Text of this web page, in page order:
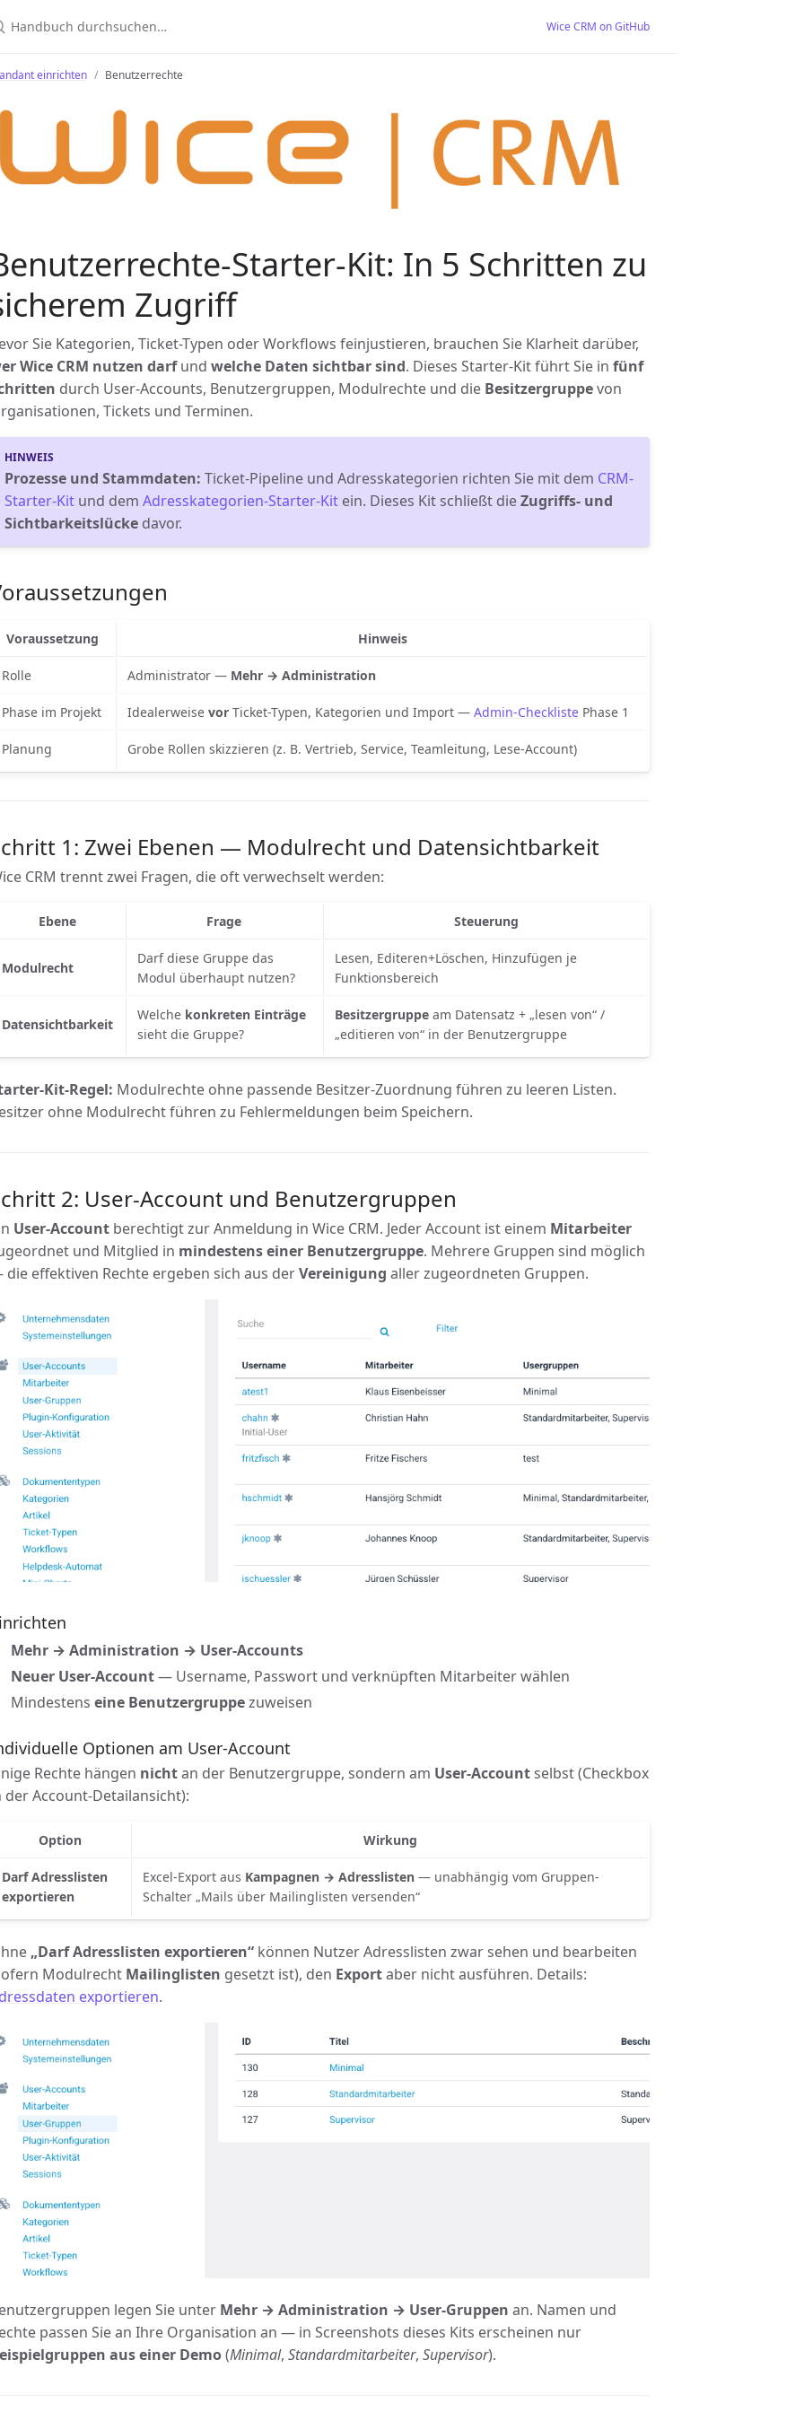
Wice CRM on GitHub
einrichten Benutzerrechte
Starter-Kit: In 5 Schritten zu
Zugriff
Sie Kategorien, Ticket-Typen oder Workflows feinjustieren, brauchen Sie Klarheit darüber,
Wice CRM nutzen darfund welche Daten sichtbar sind. Dieses Starter-Kit führt Sie in fünf
durch User-Accounts, Benutzergruppen, Modulrechte und die Besitzergruppevon
Tickets und Terminen.
Prozesse und Stammdaten: Ticket-Pipeline und Adresskategorien richten Sie mit dem CRM-
Starter-Kitund dem Adresskategorien-Starter-Kitein. Dieses Kit schließt dieZugriffs- und
Sichtbarkeitslückedavor.
Voraussetzung Hinweis
Rolle Administrator — Mehr → Administration
Phase im Projekt Idealerweise vor Ticket-Typen, Kategorien und Import — Admin-Checkliste Phase 1
Planung Grobe Rollen skizzieren (z. B. Vertrieb, Service, Teamleitung, Lese-Account)
1: Zwei Ebenen — Modulrecht und Datensichtbarkeit
CRM trennt zwei Fragen, die oft verwechselt werden:
Ebene Frage Steuerung
Modulrecht
Darf diese Gruppe das
Modul überhaupt nutzen?
Lesen, Editeren+Löschen, Hinzufügen je
Funktionsbereich
Datensichtbarkeit
Welche konkreten Einträge
sieht die Gruppe?
Besitzergruppe am Datensatz + „lesen von“ /
„editieren von“ in der Benutzergruppe
Kit-Regel: Modulrechte ohne passende Besitzer-Zuordnung führen zu leeren Listen.
ohne Modulrecht führen zu Fehlermeldungen beim Speichern.
2: User-Account und Benutzergruppen
User-Account berechtigt zur Anmeldung in Wice CRM. Jeder Account ist einem Mitarbeiter
und Mitglied in mindestens einer Benutzergruppe. Mehrere Gruppen sind möglich
effektiven Rechte ergeben sich aus derVereinigung aller zugeordneten Gruppen.
Mehr → Administration → User-Accounts
Neuer User-Account— Username, Passwort und verknüpften Mitarbeiter wählen
Mindestens eine Benutzergruppezuweisen
Optionen am User-Account
Rechte hängen nichtan der Benutzergruppe, sondern am User-Accountselbst (Checkbox
der Account-Detailansicht):
Option Wirkung
Darf Adresslisten
exportieren
Excel-Export aus Kampagnen → Adresslisten — unabhängig vom Gruppen-
Schalter „Mails über Mailinglisten versenden“
„Darf Adresslisten exportieren“ können Nutzer Adresslisten zwar sehen und bearbeiten
Modulrecht Mailinglisten gesetzt ist), den Exportaber nicht ausführen. Details:
exportieren.
legen Sie unter Mehr → Administration → User-Gruppen an. Namen und
passen Sie an Ihre Organisation an — in Screenshots dieses Kits erscheinen nur
aus einer Demo(Minimal, Standardmitarbeiter, Supervisor).